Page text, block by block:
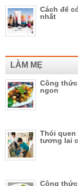
Cách để
nhất
LÀM MẸ
Công
ngon
Thói quen
tương lai
Công